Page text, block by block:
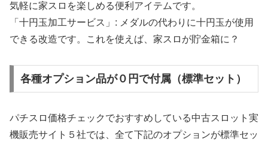
気軽に家スロを楽しめる便利アイテムです。
「十円玉加工サービス」: メダルの代わりに十円玉が使用
できる改造です。これを使えば、家スロが貯金箱に？
各種オプション品が０円で付属（標準セット）
パチスロ価格チェックでおすすめしている中古スロット実
機販売サイト５社では、全て下記のオプションが標準セッ